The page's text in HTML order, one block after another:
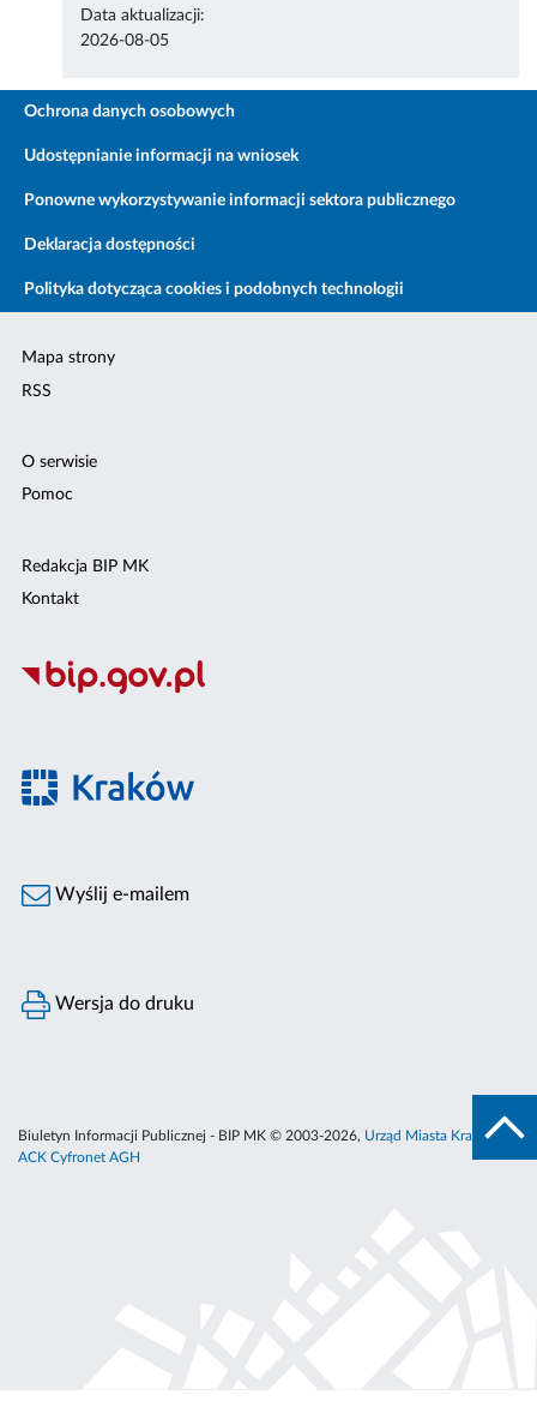
Data aktualizacji:
2026-08-05
Ochrona danych osobowych
Udostępnianie informacji na wniosek
Ponowne wykorzystywanie informacji sektora publicznego
Deklaracja dostępności
Polityka dotycząca cookies i podobnych technologii
Mapa strony
RSS
O serwisie
Pomoc
Redakcja BIP MK
Kontakt
Wyślij e-mailem
Wersja do druku
Biuletyn Informacji Publicznej - BIP MK © 2003-2026, Urząd Miasta Krakowa
ACK Cyfronet AGH